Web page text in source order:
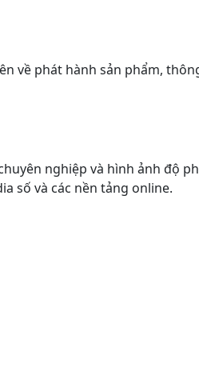
về phát hành sản phẩm,
nghiệp và hình ảnh độ
số và các nền tảng online.